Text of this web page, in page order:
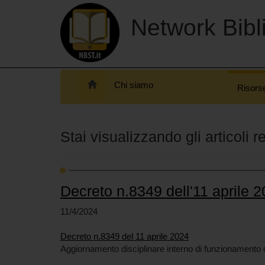
Network
Chi siamo
Stai visualizzando gli articoli
Decreto n.8349 dell'11 aprile
11/4/2024
Decreto n.8349 del 11 aprile 2024
Aggiornamento disciplinare interno di funzionamento